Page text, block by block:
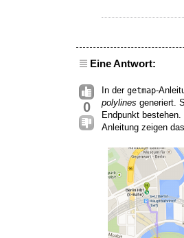
Eine Antwort:
0
In der getmap-
polylines generiert.
Endpunkt
Anleitung zeigen